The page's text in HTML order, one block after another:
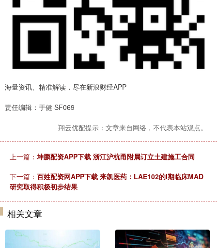
海量资讯、精准解读，尽在新浪财经APP
责任编辑：于健 SF069
翔云优配提示：文章来自网络，不代表本站观点。
上一篇： 坤鹏配资APP下载 浙江沪杭甬附属订立土建施工合同
下一篇： 百姓配资网APP下载 来凯医药：LAE102的I期临床MAD
研究取得积极初步结果
相关文章